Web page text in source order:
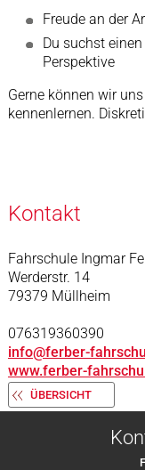
Freude an der
Du suchst
Perspektive
Gerne können wir
kennenlernen.
Kontakt
Fahrschule Ingmar
Werderstr. 14
79379 Müllheim
076319360390
info@ferber-
www.ferber-
ÜBERSICHT